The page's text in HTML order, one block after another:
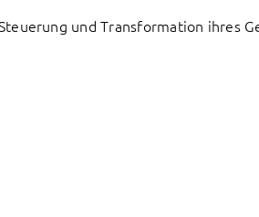
und Transformation ihres